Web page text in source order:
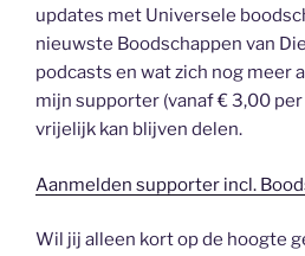
updates met Universele
nieuwste Boodschappen van
podcasts en wat zich nog meer
mijn supporter (vanaf € 3,00 per
vrijelijk kan blijven delen.
Aanmelden supporter incl.
Wil jij alleen kort op de hoogte